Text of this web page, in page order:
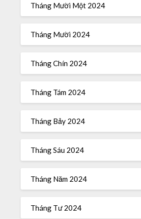
Tháng Mười Một 2024
Tháng Mười 2024
Tháng Chín 2024
Tháng Tám 2024
Tháng Bảy 2024
Tháng Sáu 2024
Tháng Năm 2024
Tháng Tư 2024